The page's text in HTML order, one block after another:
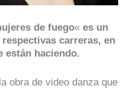
de fuego« es un
carreras, en
están haciendo.
obra de video danza que